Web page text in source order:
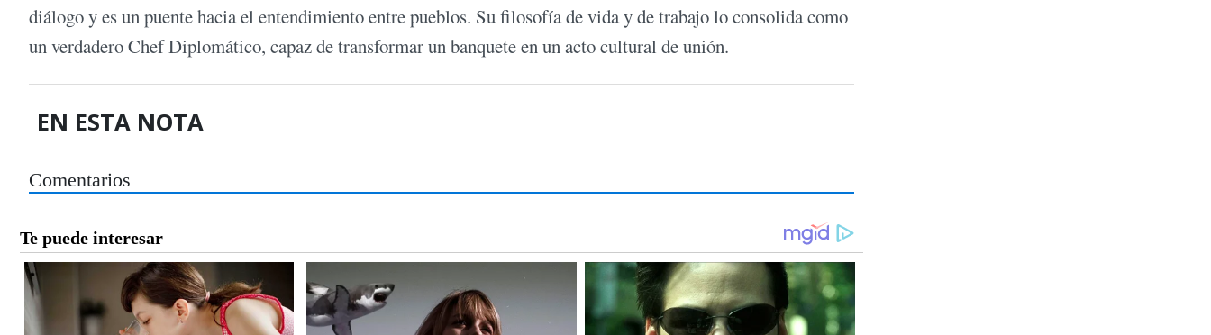
diálogo y es un puente hacia el entendimiento entre pueblos. Su filosofía de vida y de trabajo lo consolida como
un verdadero Chef Diplomático, capaz de transformar un banquete en un acto cultural de unión.
EN ESTA NOTA
Comentarios